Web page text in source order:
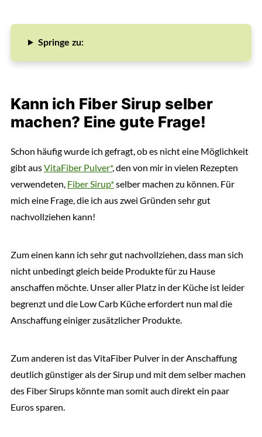
Springe zu:
Kann ich Fiber Sirup selber
machen? Eine gute Frage!
Schon häufig wurde ich gefragt, ob es nicht eine Möglichkeit
gibt ausVitaFiber Pulver*, den von mir in vielen Rezepten
verwendeten, Fiber Sirup*selber machen zu können. Für
mich eine Frage, die ich aus zwei Gründen sehr gut
nachvollziehen kann!
Zum einen kann ich sehr gut nachvollziehen, dass man sich
nicht unbedingt gleich beide Produkte für zu Hause
anschaffen möchte. Unser aller Platz in der Küche ist leider
begrenzt und die Low Carb Küche erfordert nun mal die
Anschaffung einiger zusätzlicher Produkte.
Zum anderen ist das VitaFiber Pulver in der Anschaffung
deutlich günstiger als der Sirup und mit dem selber machen
des Fiber Sirups könnte man somit auch direkt ein paar
Euros sparen.